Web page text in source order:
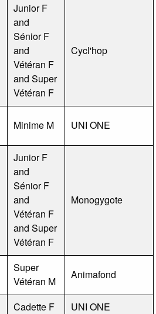
Junior F
and
Sénior F
and
Vétéran F
and Super
Vétéran F
Cycl'hop
Minime M UNI ONE
Junior F
and
Sénior F
and
Vétéran F
and Super
Vétéran F
Monogygote
Super
Vétéran M
Animafond
Cadette F
UNI ONE